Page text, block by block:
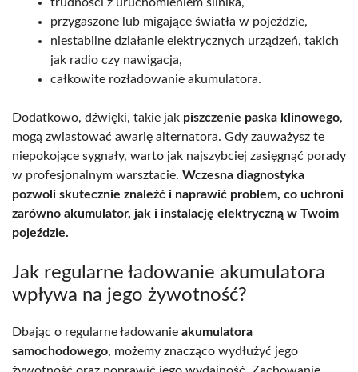
trudności z uruchomieniem silnika,
przygaszone lub migające światła w pojeździe,
niestabilne działanie elektrycznych urządzeń, takich
jak radio czy nawigacja,
całkowite rozładowanie akumulatora.
Dodatkowo, dźwięki, takie jak piszczenie paska klinowego,
mogą zwiastować awarię alternatora. Gdy zauważysz te
niepokojące sygnały, warto jak najszybciej zasięgnąć porady
w profesjonalnym warsztacie. Wczesna diagnostyka
pozwoli skutecznie znaleźć i naprawić problem, co uchroni
zarówno akumulator, jak i instalację elektryczną w Twoim
pojeździe.
Jak regularne ładowanie akumulatora
wpływa na jego żywotność?
Dbając o regularne ładowanie akumulatora
samochodowego, możemy znacząco wydłużyć jego